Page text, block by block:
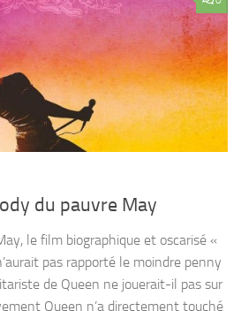
du pauvre May
le film biographique et oscarisé «
pas rapporté le moindre penny
de Queen ne jouerait-il pas sur
Queen n’a directement touché